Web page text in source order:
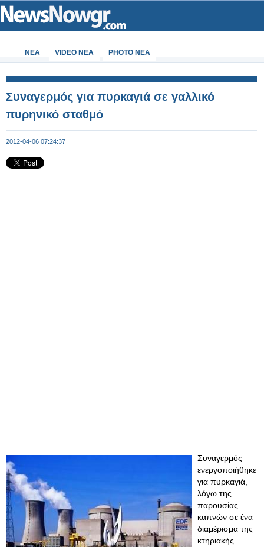
ΝΕΑ VIDEO NEA PHOTO NEA
Συναγερμός για πυρκαγιά σε γαλλικό
πυρηνικό σταθμό
2012-04-06 07:24:37
Συναγερμός
ενεργοποιήθηκε
για πυρκαγιά,
λόγω της
παρουσίας
καπνών σε ένα
διαμέρισμα της
κτηριακής